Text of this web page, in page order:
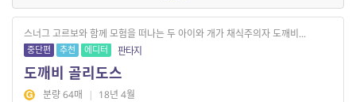
스너그 고르보와 함께 모험을 떠나는 두 아이와 개가 채식주의자 도깨비...
중단편 추천 에디터 판타지
도깨비 골리도스
분량 64매 | 18년 4월